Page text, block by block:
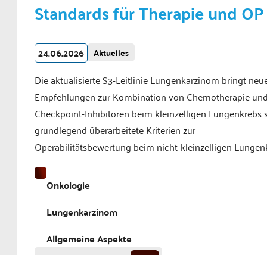
Standards für Therapie und OP
24.06.2026 Aktuelles
Die aktualisierte S3-Leitlinie Lungenkarzinom bringt
Empfehlungen zur Kombination von Chemotherapie
Checkpoint-Inhibitoren beim kleinzelligen Lungenkrebs
grundlegend überarbeitete Kriterien zur
Operabilitätsbewertung beim nicht-kleinzelligen
Onkologie
Lungenkarzinom
Allgemeine Aspekte